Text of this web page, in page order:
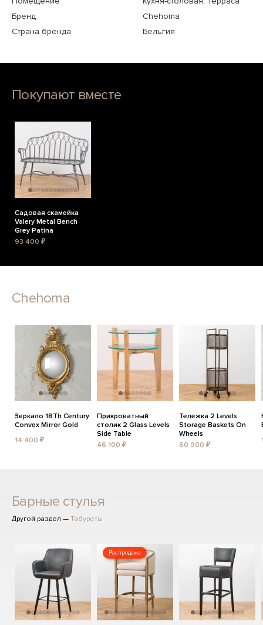
Бренд
Chehoma
Страна бренда
Бельгия
Покупают вместе
Садовая скамейка
Valery Metal Bench
Grey Patina
93 400 ₽
Chehoma
Зеркало 18Th Century
Convex Mirror Gold
14 400 ₽
Прикроватный
столик 2 Glass Levels
Side Table
46 100 ₽
Тележка 2 Levels
Storage Baskets On
Wheels
60 900 ₽
Барные стулья
Другой раздел — Табуреты
Распродажа